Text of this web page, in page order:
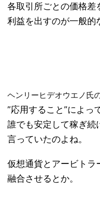
各取引所ごとの価格差
利益を出すのが一般的
ヘンリーヒデオウエノ氏
”応用すること”によっ
誰でも安定して稼ぎ続
言っていたのよね。
仮想通貨とアービトラ
融合させるとか。